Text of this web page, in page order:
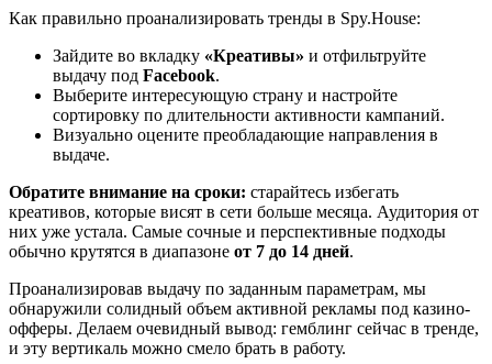
Как правильно проанализировать тренды в Spy.House:
Зайдите во вкладку «Креативы» и отфильтруйте
выдачу под Facebook.
Выберите интересующую страну и настройте
сортировку по длительности активности кампаний.
Визуально оцените преобладающие направления в
выдаче.
Обратите внимание на сроки: старайтесь избегать
креативов, которые висят в сети больше месяца. Аудитория от
них уже устала. Самые сочные и перспективные подходы
обычно крутятся в диапазоне от 7 до 14 дней.
Проанализировав выдачу по заданным параметрам, мы
обнаружили солидный объем активной рекламы под казино-
офферы. Делаем очевидный вывод: гемблинг сейчас в тренде,
и эту вертикаль можно смело брать в работу.